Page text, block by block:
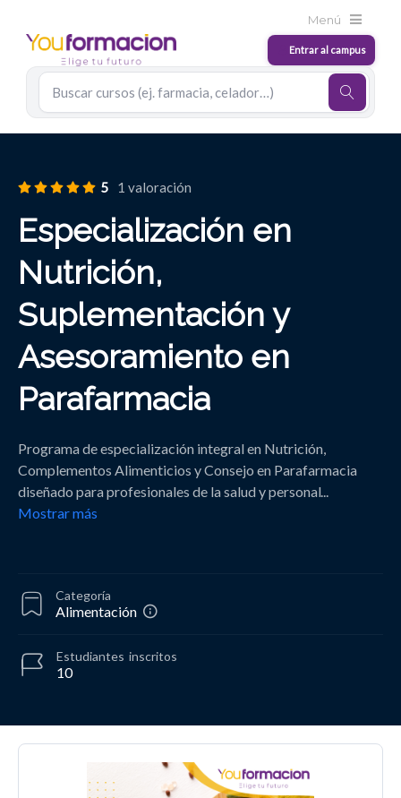
5 1 valoración
Especialización en
Nutrición,
Suplementación y
Asesoramiento en
Parafarmacia
Programa de especialización integral en Nutrición,
Complementos Alimenticios y Consejo en Parafarmacia
diseñado para profesionales de la salud y personal...
Mostrar más
Categoría
Alimentación
10
Estudiantes inscritos